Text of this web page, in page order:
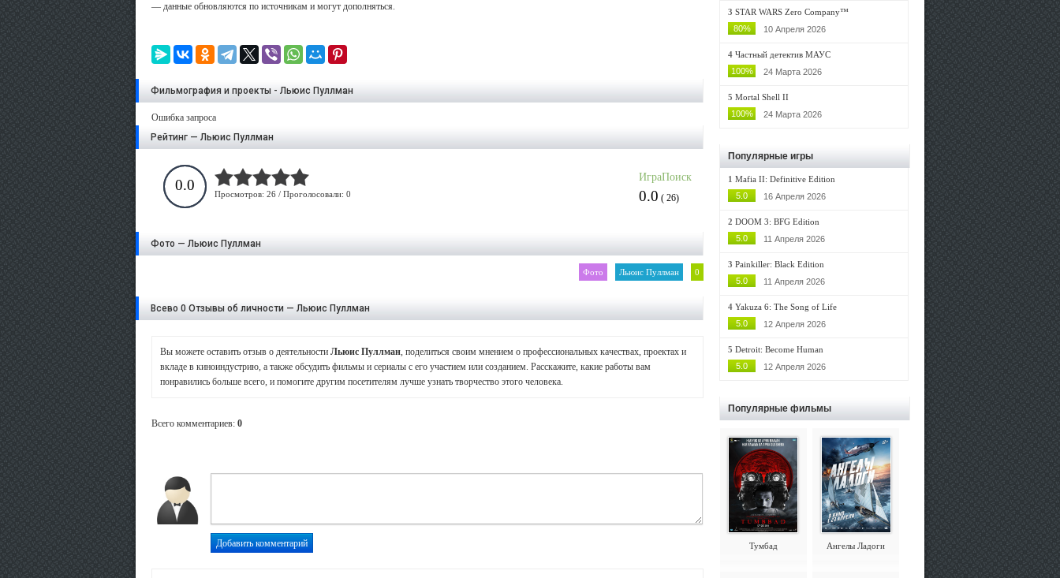
— данные обновляются по источникам и могут дополняться.
Фильмография и проекты - Льюис Пуллман
Ошибка запроса
Рейтинг — Льюис Пуллман
0.0
Просмотров: 26 / Проголосовали: 0
ИграПоиск
0.0 ( 26)
Фото — Льюис Пуллман
0
Льюис Пуллман
Фото
Всево 0 Отзывы об личности — Льюис Пуллман
Вы можете оставить отзыв о деятельности Льюис Пуллман, поделиться своим мнением о профессиональных качествах, проектах и
вкладе в киноиндустрию, а также обсудить фильмы и сериалы с его участием или созданием. Расскажите, какие работы вам
понравились больше всего, и помогите другим посетителям лучше узнать творчество этого человека.
Всего комментариев: 0
3 STAR WARS Zero Company™
80%
10 Апреля 2026
4 Частный детектив МАУС
100%
24 Марта 2026
5 Mortal Shell II
100%
24 Марта 2026
Популярные игры
1 Mafia II: Definitive Edition
5.0
16 Апреля 2026
2 DOOM 3: BFG Edition
5.0
11 Апреля 2026
3 Painkiller: Black Edition
5.0
11 Апреля 2026
4 Yakuza 6: The Song of Life
5.0
12 Апреля 2026
5 Detroit: Become Human
5.0
12 Апреля 2026
Популярные фильмы
Тумбад Ангелы Ладоги